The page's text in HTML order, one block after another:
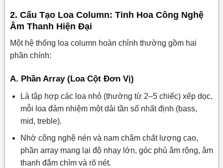
2. Cấu Tạo Loa Column: Tinh Hoa Công Nghệ
Âm Thanh Hiện Đại
Một hệ thống loa column hoàn chỉnh thường gồm hai
phần chính:
A. Phần Array (Loa Cột Đơn Vị)
Là tập hợp các loa nhỏ (thường từ 2–5 chiếc) xếp dọc,
mỗi loa đảm nhiệm một dải tần số nhất định (bass,
mid, treble).
Nhờ công nghệ nén và nam châm chất lượng cao,
phần array mang lại độ nhạy lớn, góc phủ âm rộng, âm
thanh đắm chìm và rõ nét.